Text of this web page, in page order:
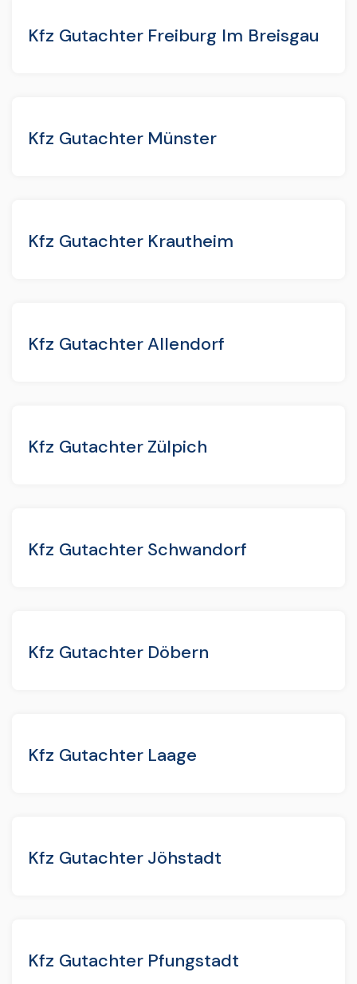
Kfz Gutachter Freiburg Im Breisgau
Kfz Gutachter Münster
Kfz Gutachter Krautheim
Kfz Gutachter Allendorf
Kfz Gutachter Zülpich
Kfz Gutachter Schwandorf
Kfz Gutachter Döbern
Kfz Gutachter Laage
Kfz Gutachter Jöhstadt
Kfz Gutachter Pfungstadt